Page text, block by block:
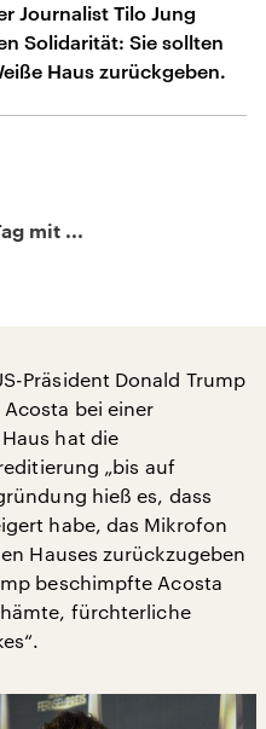
Journalist Tilo Jung
Solidarität: Sie sollten
Haus zurückgeben.
mit ...
Präsident Donald Trump
bei einer
hat die
„bis auf
hieß es, dass
habe, das Mikrofon
Hauses zurückzugeben
beschimpfte Acosta
fürchterliche